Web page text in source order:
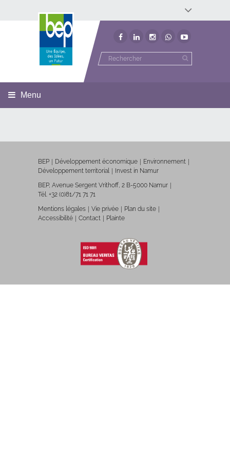
Développement économique
Développement territorial
Menu
BEP Développement économique
Environnement
Développement territorial
Invest in Namur
BEP, Avenue Sergent Vrithoff, 2 B-5000 Namur
Tél. +32 (0)81/71 71 71
Mentions légales
Vie privée
Plan du site
Accessibilité
Contact Plainte